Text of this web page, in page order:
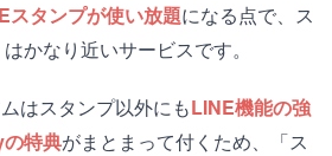
スタンプが使い放題になる点で、ス
かなり近いサービスです。
はスタンプ以外にもLINE機能の強
特典がまとまって付くため、「ス